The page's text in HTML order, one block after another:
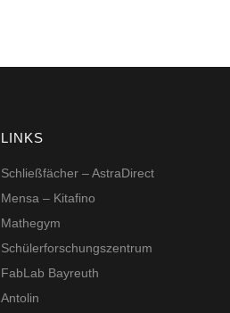
LINKS
Schließfächer – AstraDirect
Mensa – Kitafino
Mathegym
Schüler­for­schungs­zentrum
FabLab Bayreuth
Antolin